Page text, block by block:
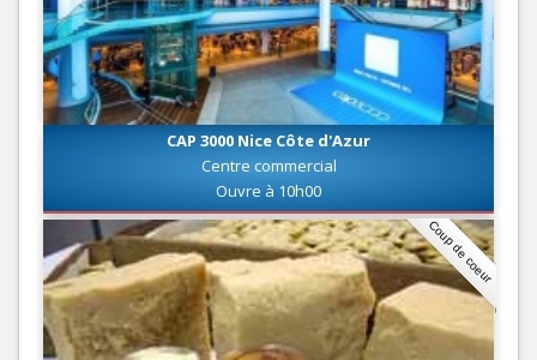
CAP 3000 Nice Côte d'Azur
Centre commercial
Ouvre à 10h00
Coup de coeur